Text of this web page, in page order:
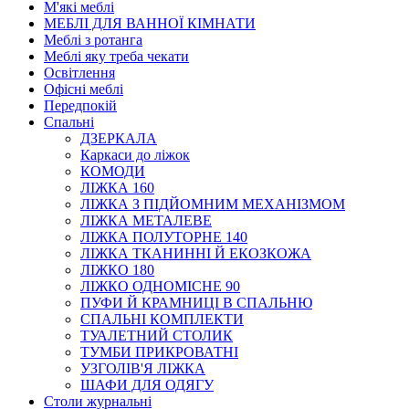
М'які меблі
МЕБЛІ ДЛЯ ВАННОЇ КІМНАТИ
Меблі з ротанга
Меблі яку треба чекати
Освітлення
Офісні меблі
Передпокій
Спальні
ДЗЕРКАЛА
Каркаси до ліжок
КОМОДИ
ЛІЖКА 160
ЛІЖКА З ПІДЙОМНИМ МЕХАНІЗМОМ
ЛІЖКА МЕТАЛЕВЕ
ЛІЖКА ПОЛУТОРНЕ 140
ЛІЖКА ТКАНИННІ Й ЕКОЗКОЖА
ЛІЖКО 180
ЛІЖКО ОДНОМІСНЕ 90
ПУФИ Й КРАМНИЦІ В СПАЛЬНЮ
СПАЛЬНІ КОМПЛЕКТИ
ТУАЛЕТНИЙ СТОЛИК
ТУМБИ ПРИКРОВАТНІ
УЗГОЛІВ'Я ЛІЖКА
ШАФИ ДЛЯ ОДЯГУ
Столи журнальні